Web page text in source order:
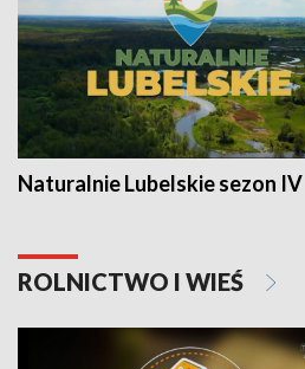
Naturalnie Lubelskie sezon IV
ROLNICTWO I WIEŚ